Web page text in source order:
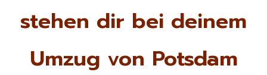
stehen dir bei deinem
Umzug von Potsdam